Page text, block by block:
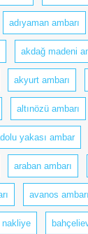
adıyaman ambarı
akdağ madeni
akyurt ambarı
altınözü ambarı
yakası ambar
araban ambarı
avanos ambarı
nakliye